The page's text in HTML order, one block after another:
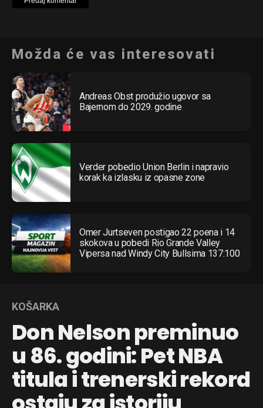
Možda će vas interesovati
Andreas Obst produžio ugovor sa
Bajernom do 2029. godine
Verder pobedio Union Berlin i napravio
korak ka izlasku iz opasne zone
Omer Jurtseven postigao 22 poena i 14
skokova u pobedi Rio Grande Valley
Vipersa nad Windy City Bullsima 137:100
KOŠARKA
Don Nelson preminuo
u 86. godini: Pet NBA
titula i trenerski rekord